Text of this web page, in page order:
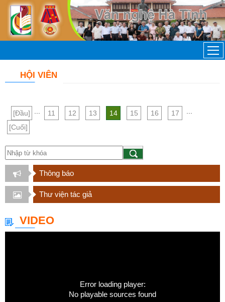
HỘI VIÊN
[Đầu] ... 11 12 13 14 15 16 17
...
[Cuối]
Thông báo
Thư viện tác giả
VIDEO
Error loading player:
No playable sources found